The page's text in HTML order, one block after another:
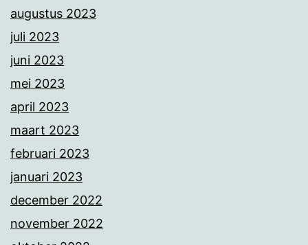
augustus 2023
juli 2023
juni 2023
mei 2023
april 2023
maart 2023
februari 2023
januari 2023
december 2022
november 2022